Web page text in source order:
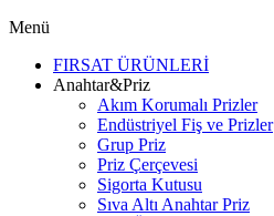
Menü
FIRSAT ÜRÜNLERİ
Anahtar&Priz
Akım Korumalı Prizler
Endüstriyel Fiş ve Prizler
Grup Priz
Priz Çerçevesi
Sigorta Kutusu
Sıva Altı Anahtar Priz